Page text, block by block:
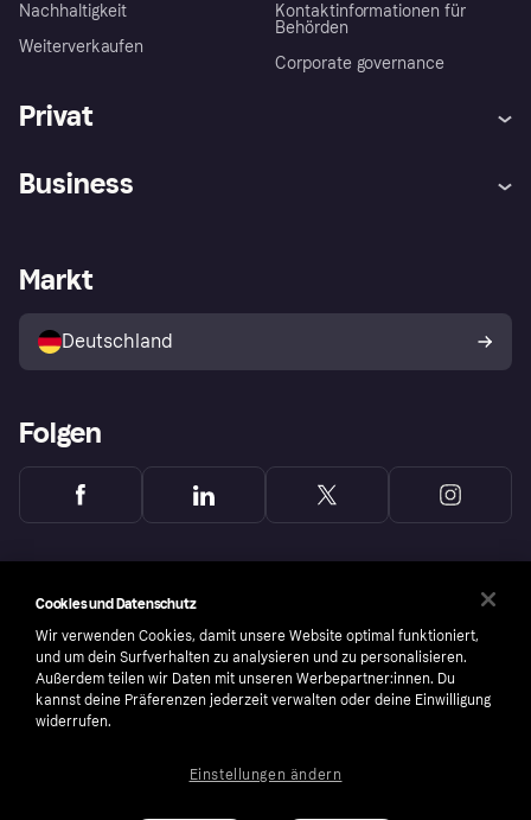
Nachhaltigkeit
Weiterverkaufen
Kontaktinformationen für
Behörden
Corporate governance
Privat
Klarna App
Shops entdecken
Käuferschutzrichtlinie
Dein Widerrufsrecht
Business
Händlerportal
Markt
Deutschland
Folgen
Cookies und Datenschutz
Wir verwenden Cookies, damit unsere Website optimal funktioniert,
und um dein Surfverhalten zu analysieren und zu personalisieren.
Außerdem teilen wir Daten mit unseren Werbepartner:innen. Du
kannst deine Präferenzen jederzeit verwalten oder deine Einwilligung
widerrufen.
Einstellungen ändern